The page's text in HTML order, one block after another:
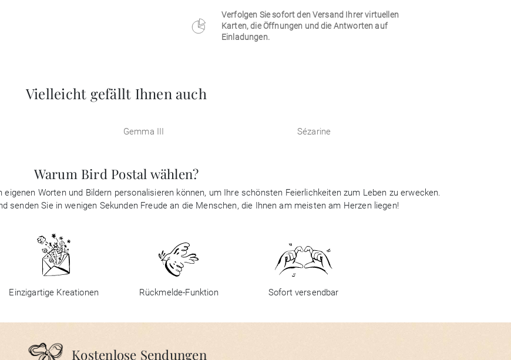
Verfolgen Sie sofort den Versand Ihrer virtuellen
Karten, die Öffnungen und die Antworten auf
Einladungen.
Vielleicht gefällt Ihnen auch
Gemma III Sézarine
Warum Bird Postal wählen?
Worten und Bildern personalisieren können, um Ihre schönsten Feierlichkeiten zum Leben zu erwecken.
senden Sie in wenigen Sekunden Freude an die Menschen, die Ihnen am meisten am Herzen liegen!
Einzigartige Kreationen Rückmelde-Funktion Sofort versendbar
Kostenlose Sendungen